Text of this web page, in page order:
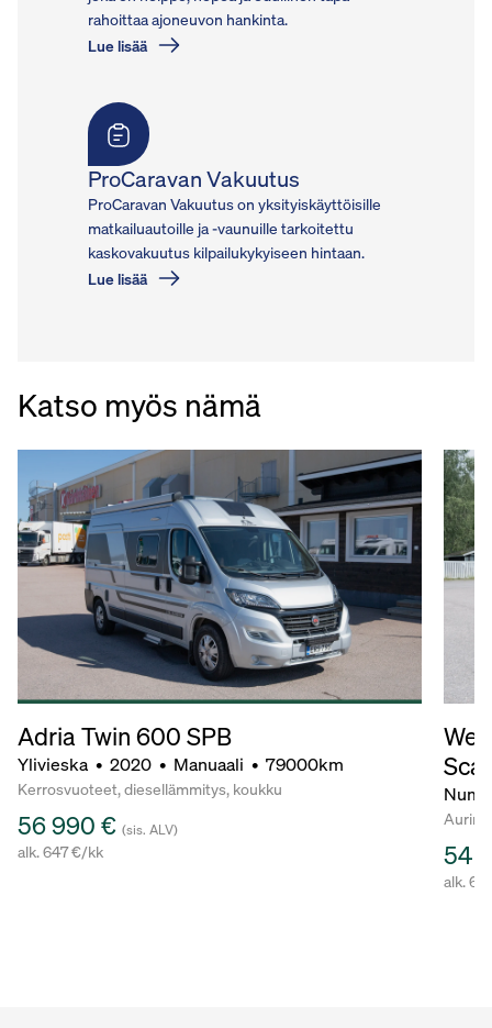
rahoittaa ajoneuvon hankinta.
Lue lisää
ProCaravan Vakuutus
ProCaravan Vakuutus on yksityiskäyttöisille
matkailuautoille ja -vaunuille tarkoitettu
kaskovakuutus kilpailukykyiseen hintaan.
Lue lisää
Katso myös nämä
Adria Twin 600 SPB
Ylivieska • 2020 • Manuaali • 79000km
Kerrosvuoteet, diesellämmitys, koukku
56 990 € (sis. ALV)
alk. 647 €/kk 54
alk.